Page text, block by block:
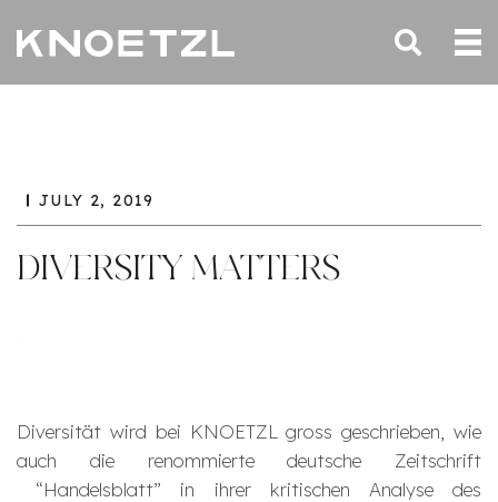
JULY 2, 2019
DIVERSITY MATTERS
Diversität wird bei KNOETZL gross geschrieben, wie
auch die renommierte deutsche Zeitschrift
“Handelsblatt” in ihrer kritischen Analyse des